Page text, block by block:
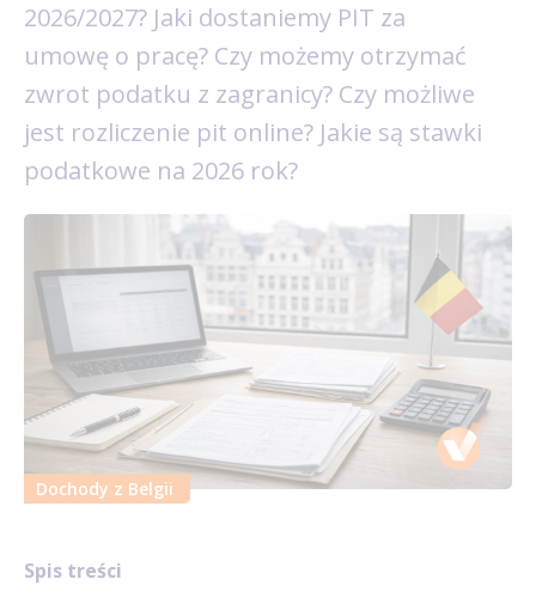
2026/2027? Jaki dostaniemy PIT za
umowę o pracę? Czy możemy otrzymać
zwrot podatku z zagranicy? Czy możliwe
jest rozliczenie pit online? Jakie są stawki
podatkowe na 2026 rok?
Dochody z Belgii
Spis treści